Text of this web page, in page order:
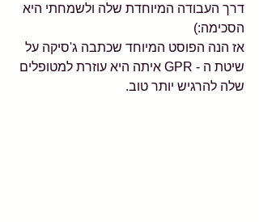
דרך העבודה המיוחדת שלה ולשמחתי היא
הסכימה:)
אז הנה הפוסט המיוחד שכתבה ג'סיקה על
שיטת ה - GPR איתה היא עוזרת למטופלים
שלה להרגיש יותר טוב.